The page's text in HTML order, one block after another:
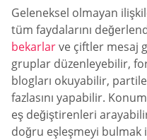
Geleneksel olmayan
tüm faydalarını
bekarlarve çiftler mesaj
gruplar düzenleyebilir,
blogları okuyabilir,
fazlasını yapabilir.
eş değiştirenleri
doğru eşleşmeyi bulmak